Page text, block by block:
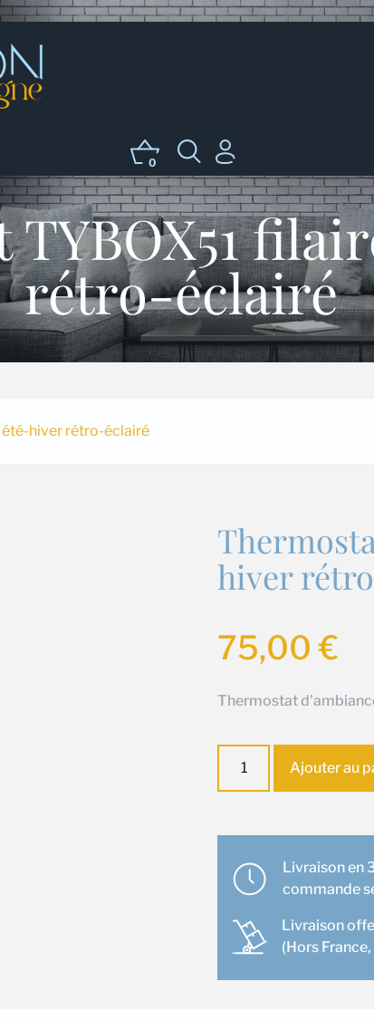
0
rétro-éclairé
hiver rétro-éclairé
hiver
75,00€
Thermostat
Thermostat
filaire
été-
hiver
éclairé
Ajouter au
Livraison en
commande
Livraison
(Hors